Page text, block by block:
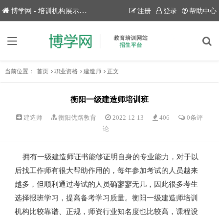
博学网 - 培训机构展示平台！ 注册 登录 帮助中心
当前位置： 首页 职业资格 建造师 正文
衡阳一级建造师培训班
建造师 衡阳优路教育 2022-12-13 406
0条评
论
拥有一级建造师证书能够证明自身的专业能力，对于以
后找工作师有很大帮助作用的，每年参加考试的人员越来
越多，但顺利通过考试的人员确寥寥无几，因此很多考生
选择报班学习，提高备考学习质量。衡阳一级建造师培训
机构比较靠谱、正规，师资行业知名度也比较高，课程设